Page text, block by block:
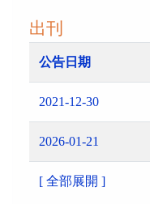
出刊
公告日期
2021-12-30
2026-01-21
[ 全部展開 ]